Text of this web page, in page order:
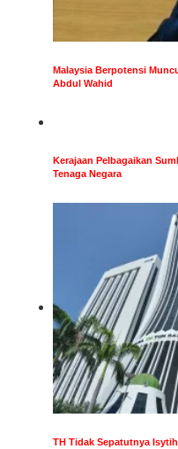
Malaysia Berpotensi
Abdul Wahid
Kerajaan Pelbagaikan
Tenaga Negara
TH Tidak Sepatutnya